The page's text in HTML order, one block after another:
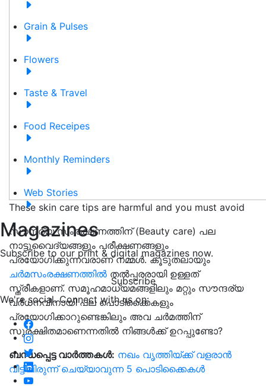
Grain & Pulses
Flowers
Taste & Travel
Food Receipes
Monthly Reminders
Web Stories
Magazines
Subscribe to our print & digital magazines now.
Subscribe
We're social. Connect with us on:
These skin care tips are harmful and you must avoid
സൗന്ദര്യ സംരക്ഷണത്തിന് (Beauty care) പല
നാട്ടുവൈദ്യങ്ങളും പരീക്ഷണങ്ങളും
പ്രയോഗിക്കുന്നവരാണ് നമ്മൾ. കൂടുതലായും
ചർമസംരക്ഷണത്തിൽ തൽപ്പരരായി ഉള്ളത്
സ്ത്രീകളാണ്. സമൂഹമാധ്യമങ്ങളിലും മറ്റും സൗന്ദര്യ
വർധനവിനായി പല പൊടിക്കൈകളും
പ്രയോഗിക്കാറുണ്ടെങ്കിലും അവ ചർമത്തിന്
സുരക്ഷിതമാണെന്നതിൽ നിങ്ങൾക്ക് ഉറപ്പുണ്ടോ?
ബന്ധപ്പെട്ട വാർത്തകൾ: നഖം വൃത്തിയ്ക്ക് വളരാൻ
വീട്ടിലിരുന്ന് ചെയ്യാവുന്ന 5 പൊടിക്കൈകൾ